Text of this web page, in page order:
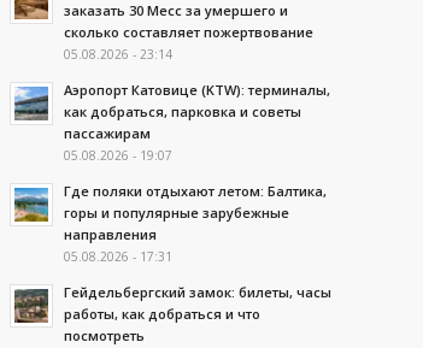
заказать 30 Месс за умершего и
сколько составляет пожертвование
05.08.2026 - 23:14
Аэропорт Катовице (KTW): терминалы,
как добраться, парковка и советы
пассажирам
05.08.2026 - 19:07
Где поляки отдыхают летом: Балтика,
горы и популярные зарубежные
направления
05.08.2026 - 17:31
Гейдельбергский замок: билеты, часы
работы, как добраться и что
посмотреть